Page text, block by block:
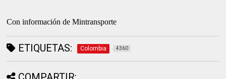
Con información de Mintransporte
ETIQUETAS: Colombia 4360